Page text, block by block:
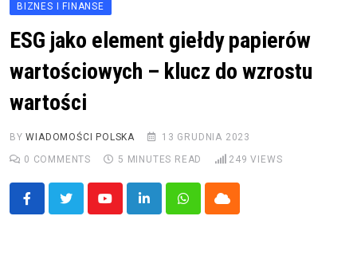
BIZNES I FINANSE
ESG jako element giełdy papierów
wartościowych – klucz do wzrostu
wartości
BYWIADOMOŚCI POLSKA
13 GRUDNIA 2023
0 COMMENTS 5 MINUTES READ 249 VIEWS
YoutubeLinkedInWhatsappCloud